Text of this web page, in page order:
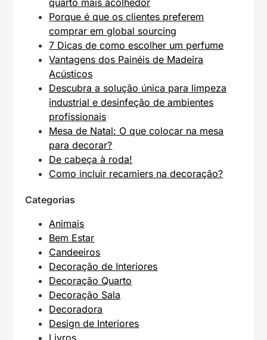
quarto mais acolhedor
Porque é que os clientes preferem
comprar em global sourcing
7 Dicas de como escolher um perfume
Vantagens dos Painéis de Madeira
Acústicos
Descubra a solução única para limpeza
industrial e desinfeção de ambientes
profissionais
Mesa de Natal: O que colocar na mesa
para decorar?
De cabeça à roda!
Como incluir recamiers na decoração?
Categorias
Animais
Bem Estar
Candeeiros
Decoração de Interiores
Decoração Quarto
Decoração Sala
Decoradora
Design de Interiores
Livros